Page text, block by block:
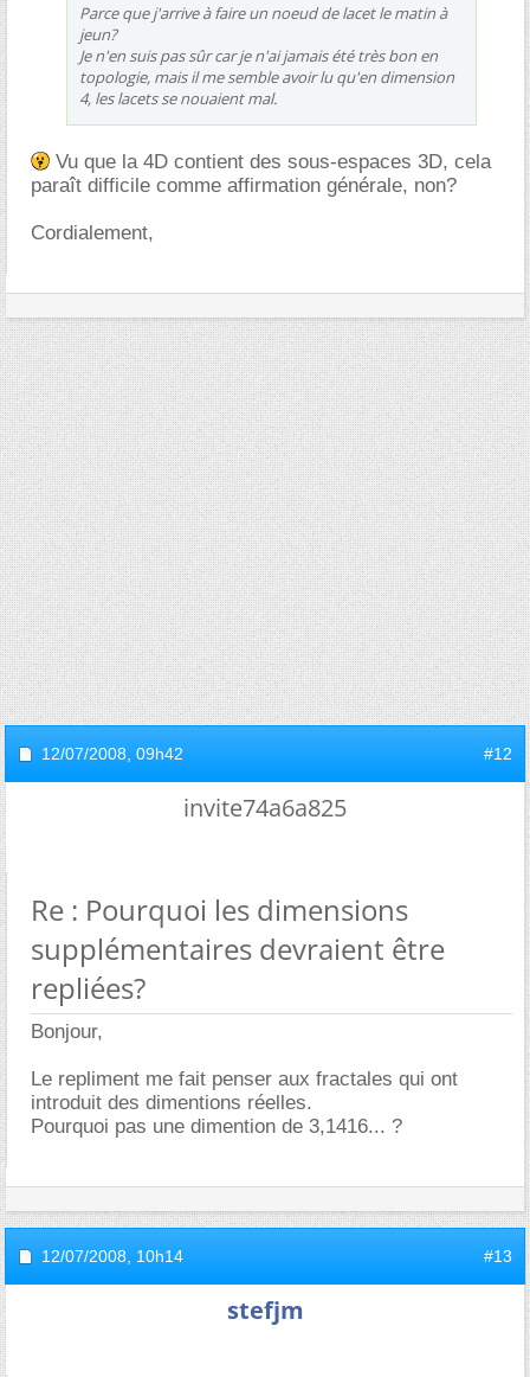
Parce que j'arrive à faire un noeud de lacet le matin à
jeun?
Je n'en suis pas sûr car je n'ai jamais été très bon en
topologie, mais il me semble avoir lu qu'en dimension
4, les lacets se nouaient mal.
Vu que la 4D contient des sous-espaces 3D, cela
paraît difficile comme affirmation générale, non?
Cordialement,
12/07/2008, 09h42 #12
invite74a6a825
Re : Pourquoi les dimensions
supplémentaires devraient être
repliées?
Bonjour,
Le repliment me fait penser aux fractales qui ont
introduit des dimentions réelles.
Pourquoi pas une dimention de 3,1416... ?
12/07/2008, 10h14 #13
stefjm